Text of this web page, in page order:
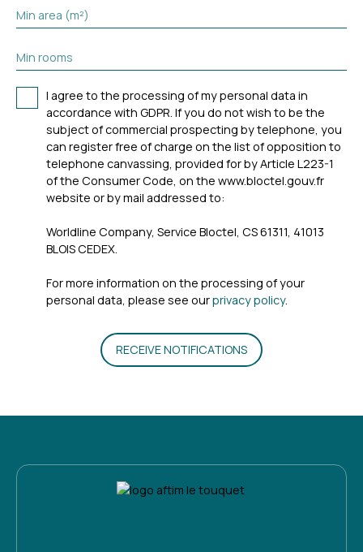
Min area (m²)
Min rooms
I agree to the processing of my personal data in
accordance with GDPR. If you do not wish to be the
subject of commercial prospecting by telephone, you
can register free of charge on the list of opposition to
telephone canvassing, provided for by Article L223-1
of the Consumer Code, on the www.bloctel.gouv.fr
website or by mail addressed to:
Worldline Company, Service Bloctel, CS 61311, 41013
BLOIS CEDEX.
For more information on the processing of your
personal data, please see ourprivacy policy.
RECEIVE NOTIFICATIONS